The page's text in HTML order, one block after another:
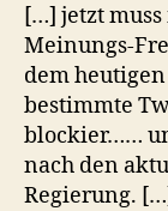
[…] jetzt
Meinungs-
dem
bestimmte
blockier……
nach den
Regierung.